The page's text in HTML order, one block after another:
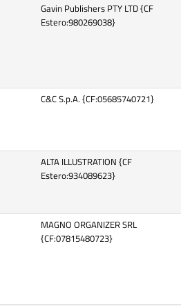
Gavin Publishers PTY LTD {CF
Estero:980269038}
C&C S.p.A. {CF:05685740721}
ALTA ILLUSTRATION {CF
Estero:934089623}
MAGNO ORGANIZER SRL
{CF:07815480723}